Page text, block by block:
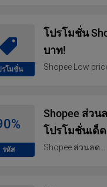
รโมชั่น
โปรโมชั่น
บาท!
Shopee Low
รหัส
Shopee ส่วน
โปรโมชั่นเด็
Shopee ส่วนลด...